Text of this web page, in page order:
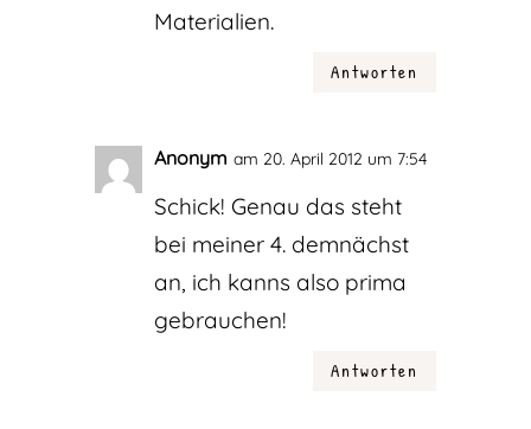
Materialien.
Antworten
Anonym am 20. April 2012 um 7:54
Schick! Genau das steht
bei meiner 4. demnächst
an, ich kanns also prima
gebrauchen!
Antworten